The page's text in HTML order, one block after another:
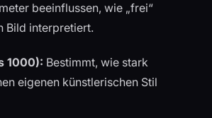
beeinflussen, wie „frei“
Bild interpretiert.
1000): Bestimmt, wie stark
eigenen künstlerischen Stil